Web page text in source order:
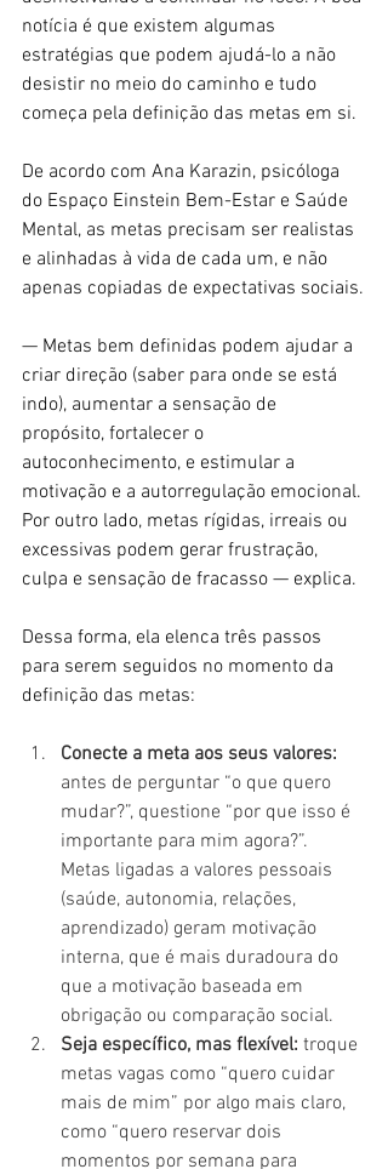
notícia é que existem algumas
estratégias que podem ajudá-lo a não
desistir no meio do caminho e tudo
começa pela definição das metas em si.
De acordo com Ana Karazin, psicóloga
do Espaço Einstein Bem-Estar e Saúde
Mental, as metas precisam ser realistas
e alinhadas à vida de cada um, e não
apenas copiadas de expectativas sociais.
— Metas bem definidas podem ajudar a
criar direção (saber para onde se está
indo), aumentar a sensação de
propósito, fortalecer o
autoconhecimento, e estimular a
motivação e a autorregulação emocional.
Por outro lado, metas rígidas, irreais ou
excessivas podem gerar frustração,
culpa e sensação de fracasso — explica.
Dessa forma, ela elenca três passos
para serem seguidos no momento da
definição das metas:
Conecte a meta aos seus valores:
antes de perguntar “o que quero
mudar?”, questione “por que isso é
importante para mim agora?”.
Metas ligadas a valores pessoais
(saúde, autonomia, relações,
aprendizado) geram motivação
interna, que é mais duradoura do
que a motivação baseada em
obrigação ou comparação social.
Seja específico, mas flexível: troque
metas vagas como “quero cuidar
mais de mim” por algo mais claro,
como “quero reservar dois
momentos por semana para